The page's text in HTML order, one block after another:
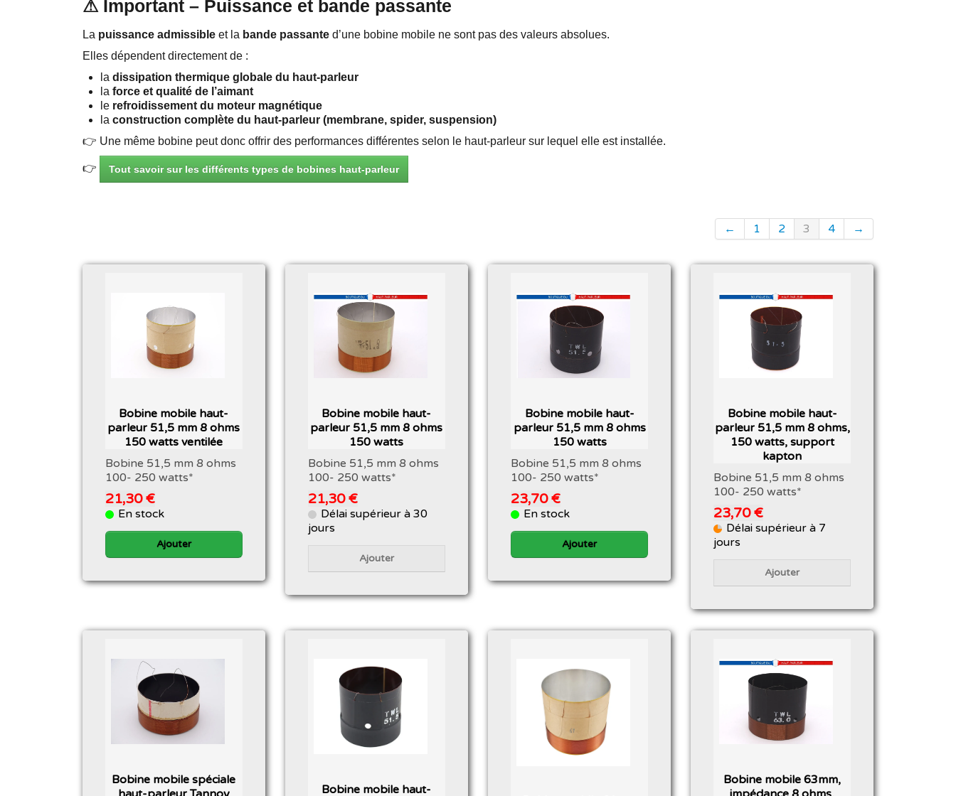
⚠ Important – Puissance et bande passante
La puissance admissible et la bande passante d’une bobine mobile ne sont pas des valeurs absolues.
Elles dépendent directement de :
la dissipation thermique globale du haut-parleur
la force et qualité de l’aimant
le refroidissement du moteur magnétique
la construction complète du haut-parleur (membrane, spider, suspension)
👉 Une même bobine peut donc offrir des performances différentes selon le haut-parleur sur lequel elle est installée.
👉 Tout savoir sur les différents types de bobines haut-parleur
← 1 2 3 4 →
Bobine mobile haut-
parleur 51,5 mm 8 ohms
150 watts ventilée
Bobine 51,5 mm 8 ohms
100- 250 watts*
21,30 €
En stock
Ajouter
Bobine mobile haut-
parleur 51,5 mm 8 ohms
150 watts
Bobine 51,5 mm 8 ohms
100- 250 watts*
21,30 €
Délai supérieur à 30
jours
Ajouter
Bobine mobile haut-
parleur 51,5 mm 8 ohms
150 watts
Bobine 51,5 mm 8 ohms
100- 250 watts*
23,70 €
En stock
Ajouter
Bobine mobile haut-
parleur 51,5 mm 8 ohms,
150 watts, support
kapton
Bobine 51,5 mm 8 ohms
100- 250 watts*
23,70 €
Délai supérieur à 7
jours
Ajouter
Bobine mobile spéciale
Bobine mobile haut-
Bobine mobile 63mm,